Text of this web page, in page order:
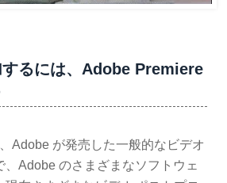
るには、Adobe Premiere
Adobe が発売した一般的なビデオ
、Adobe のさまざまなソフトウェ